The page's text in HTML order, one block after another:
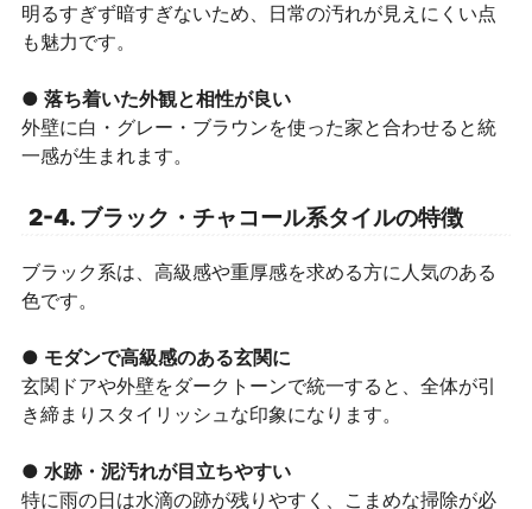
明るすぎず暗すぎないため、日常の汚れが見えにくい点
も魅力です。
● 落ち着いた外観と相性が良い
外壁に白・グレー・ブラウンを使った家と合わせると統
一感が生まれます。
2-4. ブラック・チャコール系タイルの特徴
ブラック系は、高級感や重厚感を求める方に人気のある
色です。
● モダンで高級感のある玄関に
玄関ドアや外壁をダークトーンで統一すると、全体が引
き締まりスタイリッシュな印象になります。
● 水跡・泥汚れが目立ちやすい
特に雨の日は水滴の跡が残りやすく、こまめな掃除が必